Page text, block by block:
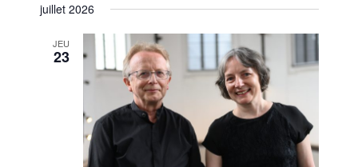
vues
vues
une
juillet 2026
JEU
23